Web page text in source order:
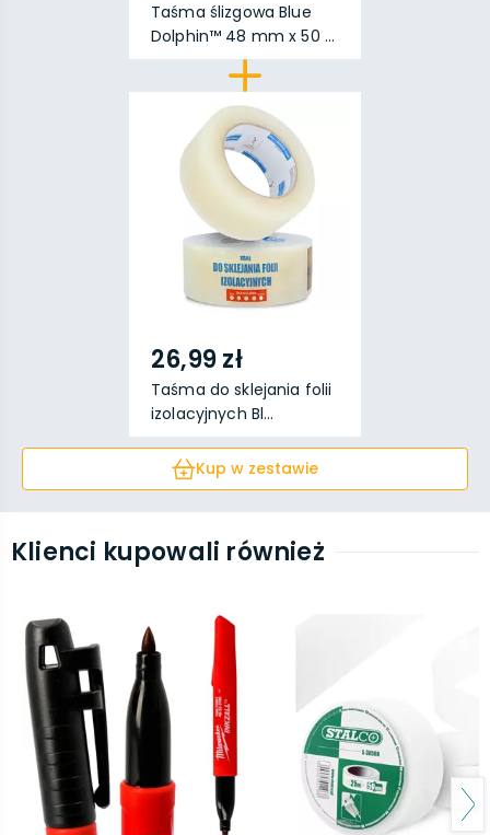
Taśma ślizgowa Blue
Dolphin™ 48 mm x 50 ...
26,99 zł
Taśma do sklejania folii
izolacyjnych Bl...
Kup w zestawie
Klienci kupowali również